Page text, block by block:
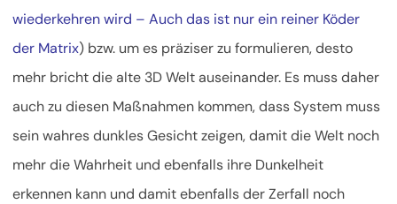
wiederkehren wird – Auch das ist nur ein reiner Köder
der Matrix) bzw. um es präziser zu formulieren, desto
mehr bricht die alte 3D Welt auseinander. Es muss daher
auch zu diesen Maßnahmen kommen, dass System muss
sein wahres dunkles Gesicht zeigen, damit die Welt noch
mehr die Wahrheit und ebenfalls ihre Dunkelheit
erkennen kann und damit ebenfalls der Zerfall noch